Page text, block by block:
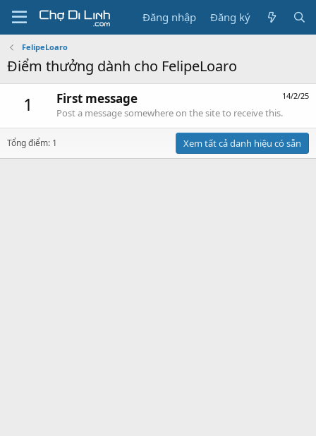
Đăng nhập Đăng ký
FelipeLoaro
Điểm thưởng dành cho FelipeLoaro
1 14/2/25
First message
Post a message somewhere on the site to receive this.
Tổng điểm: 1 Xem tất cả danh hiệu có sẵn